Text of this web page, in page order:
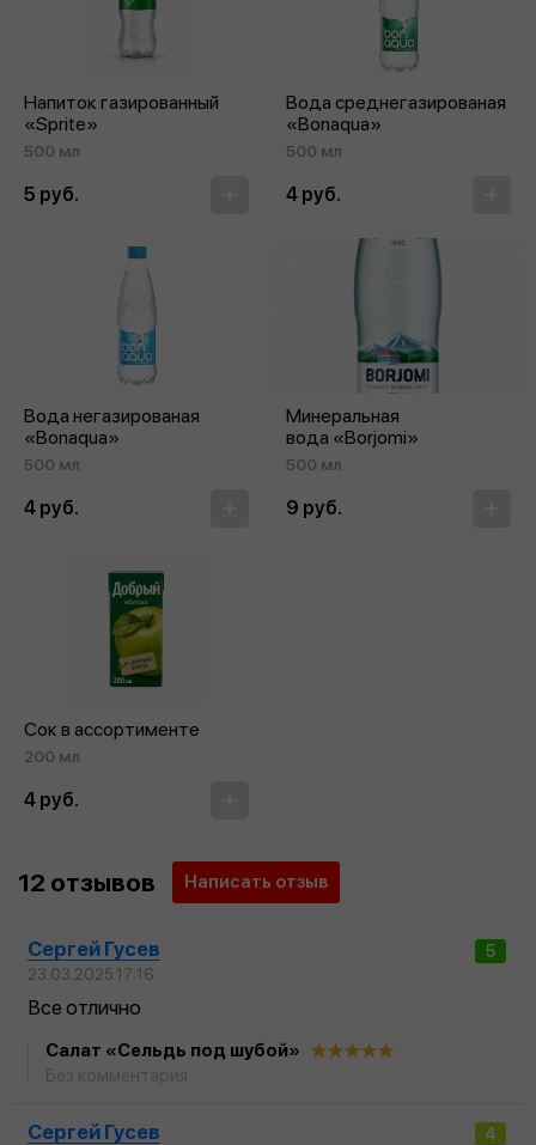
Напиток газированный
«Sprite»
500 мл
5 руб.
Вода среднегазированая
«Bonaqua»
500 мл
4 руб.
Вода негазированая
«Bonaqua»
500 мл
4 руб.
Минеральная
вода «Borjomi»
500 мл
9 руб.
Сок в ассортименте
200 мл
4 руб.
12 отзывов Написать отзыв
5
Сергей Гусев
23.03.2025 17:16
Все отлично
Салат «Сельдь под шубой»
4
Сергей Гусев